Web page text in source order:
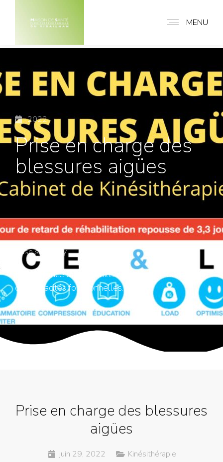
MENU
2022
Prise en charge des
blessures aigües
Case summery
L'importance de la mobilisation dans la rééducation
des capacités fonctionnelles.
Prise en charge des blessures
aigües
juin 29, 2022
Kinésithérapie